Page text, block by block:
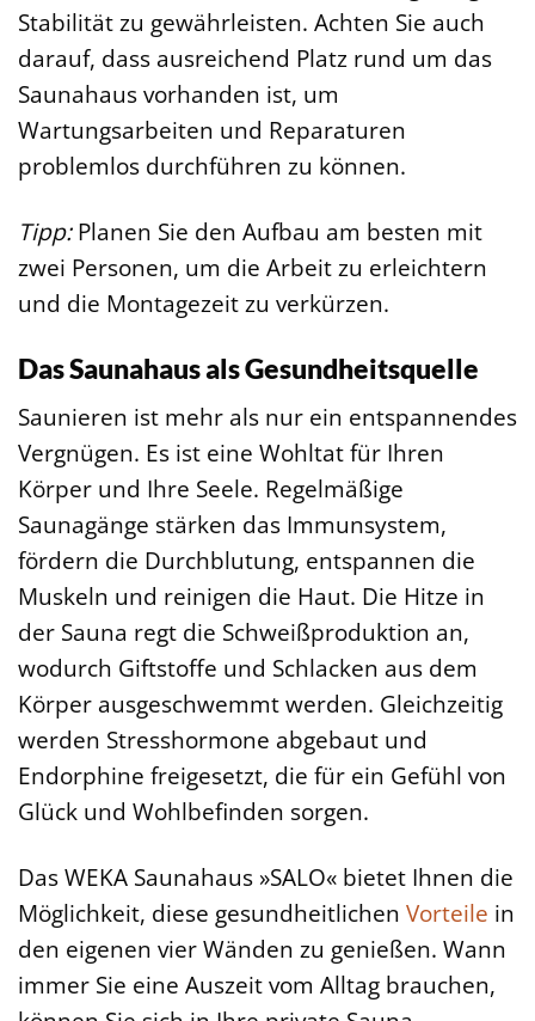
Stabilität zu gewährleisten. Achten Sie auch
darauf, dass ausreichend Platz rund um das
Saunahaus vorhanden ist, um
Wartungsarbeiten und Reparaturen
problemlos durchführen zu können.
Tipp:Planen Sie den Aufbau am besten mit
zwei Personen, um die Arbeit zu erleichtern
und die Montagezeit zu verkürzen.
Das Saunahaus als Gesundheitsquelle
Saunieren ist mehr als nur ein entspannendes
Vergnügen. Es ist eine Wohltat für Ihren
Körper und Ihre Seele. Regelmäßige
Saunagänge stärken das Immunsystem,
fördern die Durchblutung, entspannen die
Muskeln und reinigen die Haut. Die Hitze in
der Sauna regt die Schweißproduktion an,
wodurch Giftstoffe und Schlacken aus dem
Körper ausgeschwemmt werden. Gleichzeitig
werden Stresshormone abgebaut und
Endorphine freigesetzt, die für ein Gefühl von
Glück und Wohlbefinden sorgen.
Das WEKA Saunahaus »SALO« bietet Ihnen die
Möglichkeit, diese gesundheitlichen Vorteile in
den eigenen vier Wänden zu genießen. Wann
immer Sie eine Auszeit vom Alltag brauchen,